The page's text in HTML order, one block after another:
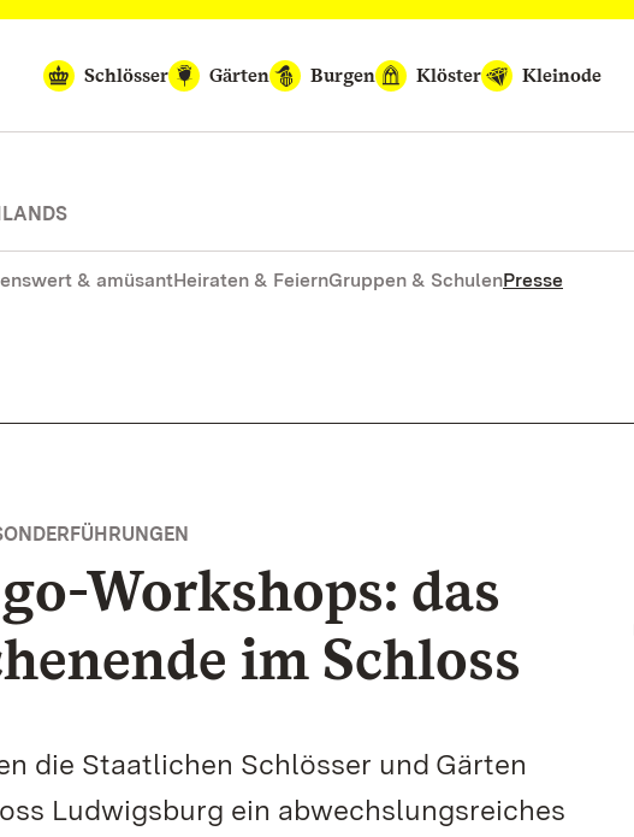
Schlösser
Gärten Burgen Klöster Kleinode
& amüsantHeiraten & FeiernGruppen & SchulenPresse
Workshops: das
im Schloss
die Staatlichen Schlösser und Gärten
Ludwigsburg ein abwechslungsreiches